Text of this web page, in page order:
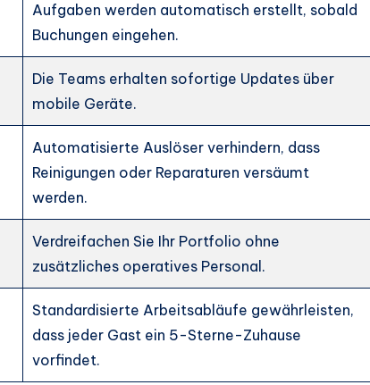
Aufgaben werden automatisch erstellt, sobald
Buchungen eingehen.
Die Teams erhalten sofortige Updates über
mobile Geräte.
Automatisierte Auslöser verhindern, dass
Reinigungen oder Reparaturen versäumt
werden.
Verdreifachen Sie Ihr Portfolio ohne
zusätzliches operatives Personal.
Standardisierte Arbeitsabläufe gewährleisten,
dass jeder Gast ein 5-Sterne-Zuhause
vorfindet.